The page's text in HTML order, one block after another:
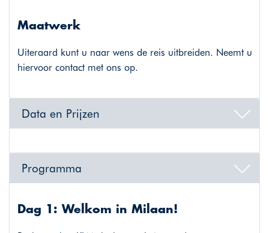
Maatwerk
Uiteraard kunt u naar wens de reis uitbreiden. Neemt u
hiervoor contact met ons op.
Data en Prijzen
Programma
Dag 1: Welkom in Milaan!